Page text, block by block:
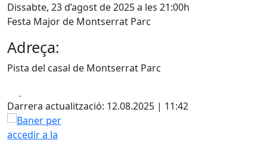
Dissabte, 23 d’agost de 2025 a les 21:00h
Festa Major de Montserrat Parc
Adreça:
Pista del casal de Montserrat Parc
Darrera actualització: 12.08.2025 | 11:42